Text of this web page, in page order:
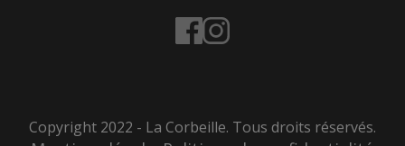
Copyright 2022 - La Corbeille. Tous droits réservés.